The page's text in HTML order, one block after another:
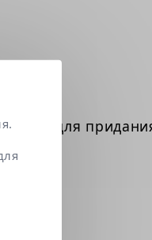
для